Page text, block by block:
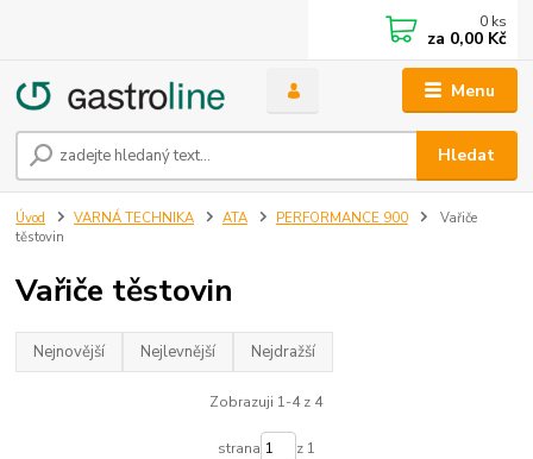
Menu
Hledat
0 ks
za 0,00 Kč
Úvod VARNÁ TECHNIKA ATA PERFORMANCE 900
Vařiče
těstovin
Vařiče těstovin
Nejnovější Nejlevnější Nejdražší
Zobrazuji 1-4 z 4
strana z 1